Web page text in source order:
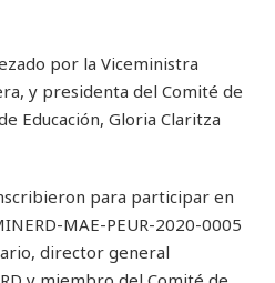
por la Viceministra
y presidenta del Comité de
Educación, Gloria Claritza
para participar en
MAE-PEUR-2020-0005
director general